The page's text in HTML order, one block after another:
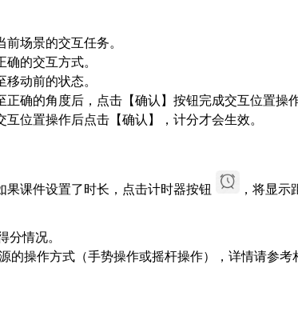
场景的交互任务。
的交互方式。
动前的状态。
确的角度后，点击【确认】按钮完成交互位置操作
位置操作后点击【确认】，计分才会生效。
果课件设置了时长，点击计时器按钮
，将显示
分情况。
的操作方式（手势操作或摇杆操作），详情请参考